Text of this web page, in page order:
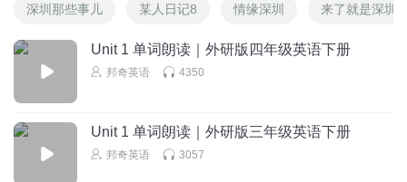
深圳那些事儿 某人日记8 情缘深圳 来了就是深圳
Unit 1 单词朗读｜外研版四年级英语下册
邦奇英语 4350
Unit 1 单词朗读｜外研版三年级英语下册
邦奇英语 3057